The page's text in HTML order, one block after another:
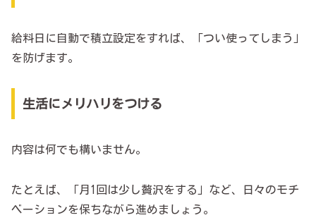
給料日に自動で積立設定をすれば、「つい使ってしまう」
を防げます。
生活にメリハリをつける
内容は何でも構いません。
たとえば、「月1回は少し贅沢をする」など、日々のモチ
ベーションを保ちながら進めましょう。